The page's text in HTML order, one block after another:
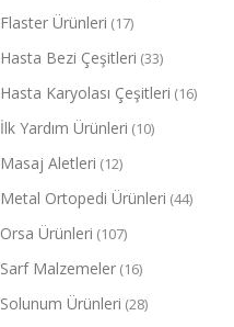
Flaster Ürünleri (17)
Hasta Bezi Çeşitleri (33)
Hasta Karyolası Çeşitleri (16)
İlk Yardım Ürünleri (10)
Masaj Aletleri (12)
Metal Ortopedi Ürünleri (44)
Orsa Ürünleri (107)
Sarf Malzemeler (16)
Solunum Ürünleri (28)